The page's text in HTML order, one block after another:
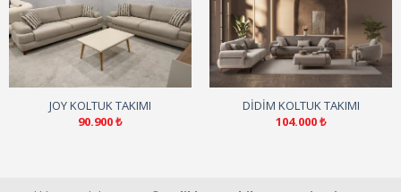
JOY KOLTUK TAKIMI
90.900₺
DIDIM KOLTUK TAKIMI
104.000₺